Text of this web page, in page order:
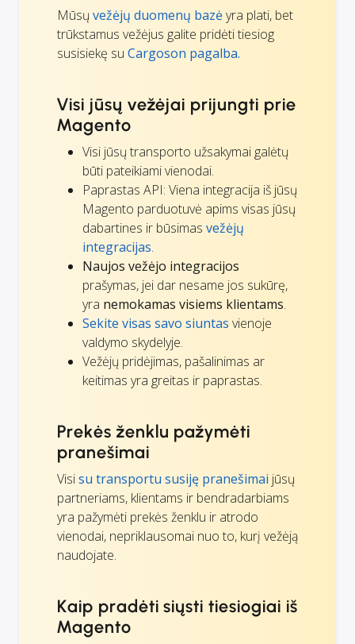
Mūsų vežėjų duomenų bazėyra plati, bet
trūkstamus vežėjus galite pridėti tiesiog
susisiekę su Cargoson pagalba.
Visi jūsų vežėjai prijungti prie
Magento
Visi jūsų transporto užsakymai galėtų
būti pateikiami vienodai.
Paprastas API: Viena integracija iš jūsų
Magento parduotuvė apims visas jūsų
dabartines ir būsimas vežėjų
integracijas.
Naujos vežėjo integracijos
prašymas, jei dar nesame jos sukūrę,
yra nemokamas visiems klientams.
Sekite visas savo siuntas vienoje
valdymo skydelyje.
Vežėjų pridėjimas, pašalinimas ar
keitimas yra greitas ir paprastas.
Prekės ženklu pažymėti
pranešimai
Visisu transportu susiję pranešimai jūsų
partneriams, klientams ir bendradarbiams
yra pažymėti prekės ženklu ir atrodo
vienodai, nepriklausomai nuo to, kurį vežėją
naudojate.
Kaip pradėti siųsti tiesiogiai iš
Magento